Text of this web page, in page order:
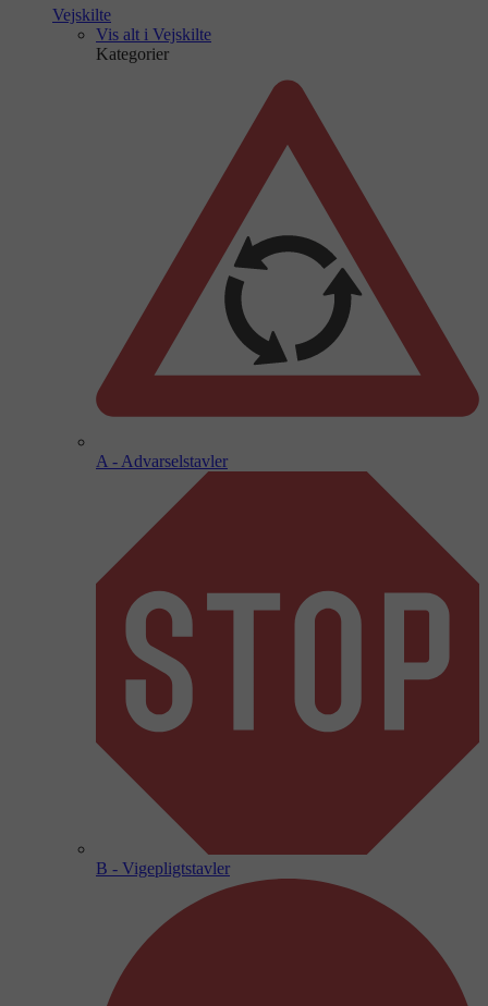
Vejskilte
Vis alt i Vejskilte
Kategorier
A - Advarselstavler
B - Vigepligtstavler